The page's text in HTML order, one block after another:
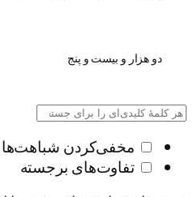
دو هزار و بیست و پنج
مخفی‌کردن شباهت‌ها
تفاوت‌های برجسته